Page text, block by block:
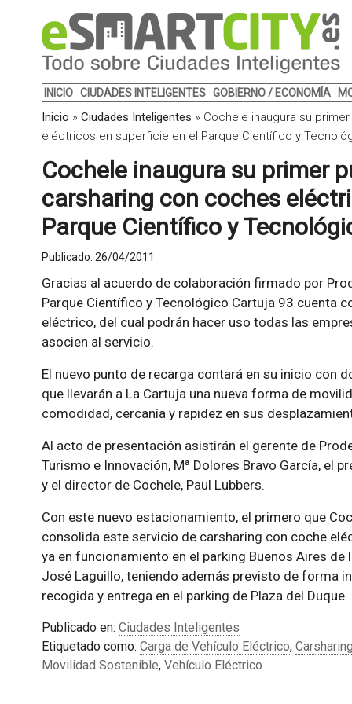
INICIO CIUDADES INTELIGENTES GOBIERNO / ECONOMÍA
Inicio » Ciudades Inteligentes » Cochele inaugura su
eléctricos en superficie en el Parque Científico y
Cochele inaugura su primer
carsharing con coches
Parque Científico y
Publicado: 26/04/2011
Gracias al acuerdo de colaboración firmado por
Parque Científico y Tecnológico Cartuja 93 cuenta
eléctrico, del cual podrán hacer uso todas las
asocien al servicio.
El nuevo punto de recarga contará en su inicio con
que llevarán a La Cartuja una nueva forma de
comodidad, cercanía y rapidez en sus
Al acto de presentación asistirán el gerente de
Turismo e Innovación, Mª Dolores Bravo García, el
y el director de Cochele, Paul Lubbers.
Con este nuevo estacionamiento, el primero que
consolida este servicio de carsharing con coche
ya en funcionamiento en el parking Buenos Aires de
José Laguillo, teniendo además previsto de forma
recogida y entrega en el parking de Plaza del Duque.
Publicado en: Ciudades Inteligentes
Etiquetado como: Carga de Vehículo Eléctrico, Carsharing
Movilidad Sostenible, Vehículo Eléctrico